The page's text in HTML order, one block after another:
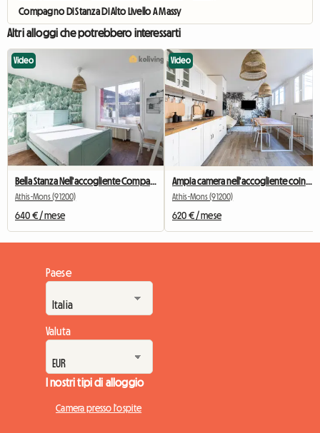
Compagno Di Stanza Di Alto Livello A Massy
Altri alloggi che potrebbero interessarti
Video
Bella Stanza Nell'accogliente Compagno Di Stanza # 2
Athis-Mons (91200)
640 € / mese
Video
Ampia camera nell'accogliente coinquilino n. 5 di New York vicino a Olry
Athis-Mons (91200)
620 € / mese
Paese
Valuta
I nostri tipi di alloggio
Camera presso l'ospite